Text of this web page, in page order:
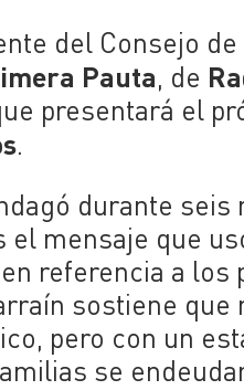
del Consejo
Pauta, de
presentará el
.
durante
mensaje que
en referencia a
sostiene
pero con un
se